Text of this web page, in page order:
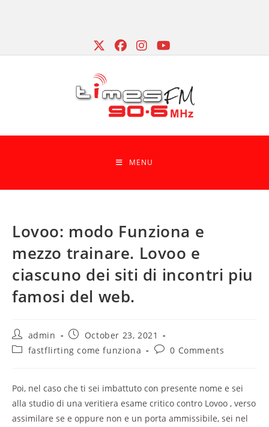
MENU
Lovoo: modo Funziona e
mezzo trainare. Lovoo e
ciascuno dei siti di incontri piu
famosi del web.
Post
author:
admin
Post
published:
October 23, 2021
Postfastflirting come funziona
Post0 Comments
Poi, nel caso che ti sei imbattuto con presente nome e sei
alla studio di una veritiera esame critico contro Lovoo , verso
assimilare se e oppure non e un porta ammissibile, sei nel